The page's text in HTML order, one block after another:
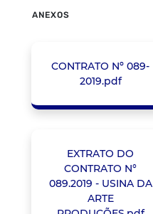
ANEXOS
CONTRATO Nº 089-
2019.pdf
EXTRATO DO
CONTRATO N°
089.2019 - USINA DA
ARTE